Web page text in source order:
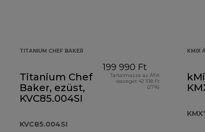
TITANIUM CHEF BAKER
Titanium Chef
Baker, ezüst,
KVC85.004SI
KVC85.004SI
199 990 Ft
Tartalmazza az ÁFA
összegét 42 518 Ft
(27%)
KMIX